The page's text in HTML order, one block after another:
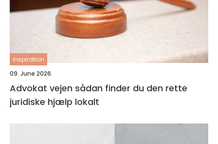
inspiration
09. June 2026
Advokat vejen sådan finder du den rette
juridiske hjælp lokalt